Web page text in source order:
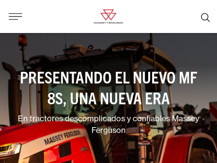
PRESENTANDO EL NUEVO MF
8S, UNA NUEVA ERA
En tractores descomplicados y confiables Massey
Ferguson